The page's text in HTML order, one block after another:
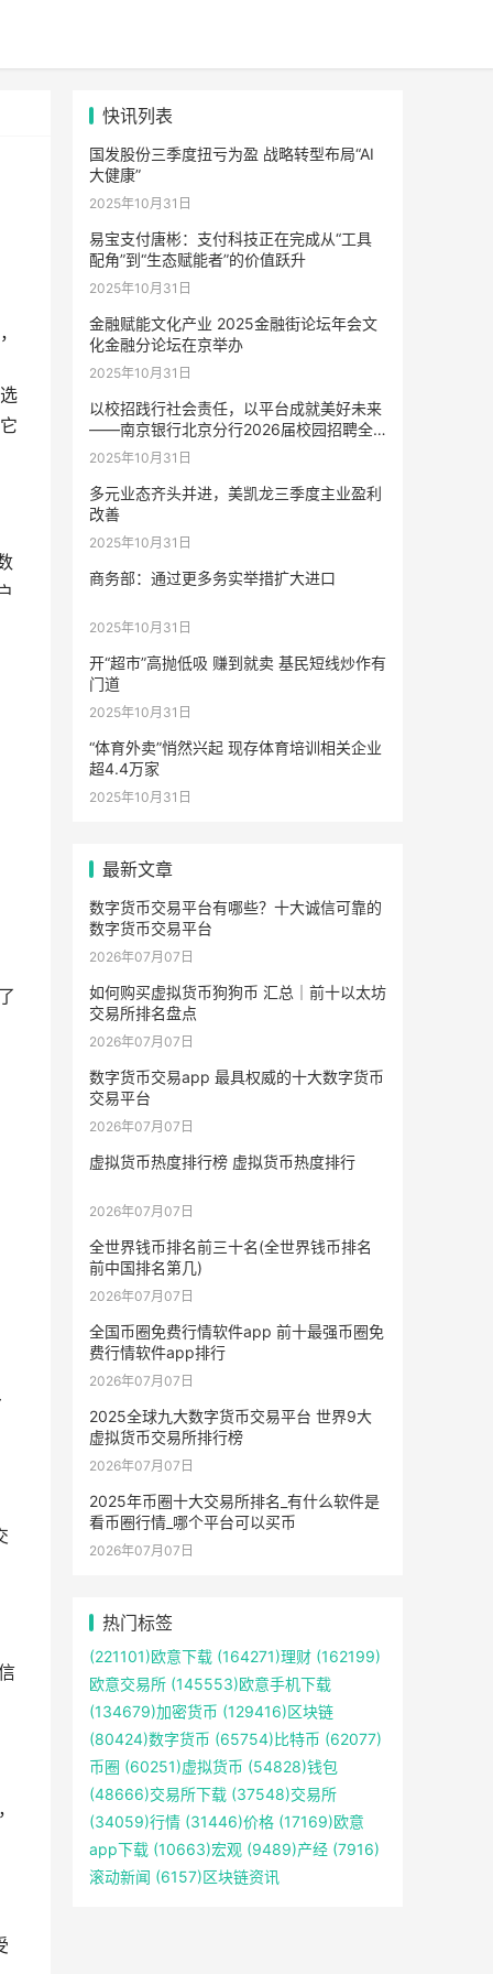
快讯列表
国发股份三季度扭亏为盈 战略转型布局“AI
大健康”
2025年10月31日
易宝支付唐彬：支付科技正在完成从“工具
配角”到“生态赋能者”的价值跃升
2025年10月31日
金融赋能文化产业 2025金融街论坛年会文
化金融分论坛在京举办
2025年10月31日
以校招践行社会责任，以平台成就美好未来
——南京银行北京分行2026届校园招聘全
面启动
2025年10月31日
多元业态齐头并进，美凯龙三季度主业盈利
改善
2025年10月31日
商务部：通过更多务实举措扩大进口
2025年10月31日
开“超市”高抛低吸 赚到就卖 基民短线炒作有
门道
2025年10月31日
“体育外卖”悄然兴起 现存体育培训相关企业
超4.4万家
2025年10月31日
最新文章
数字货币交易平台有哪些？十大诚信可靠的
数字货币交易平台
2026年07月07日
如何购买虚拟货币狗狗币 汇总｜前十以太坊
交易所排名盘点
2026年07月07日
数字货币交易app 最具权威的十大数字货币
交易平台
2026年07月07日
虚拟货币热度排行榜 虚拟货币热度排行
2026年07月07日
全世界钱币排名前三十名(全世界钱币排名
前中国排名第几)
2026年07月07日
全国币圈免费行情软件app 前十最强币圈免
费行情软件app排行
2026年07月07日
2025全球九大数字货币交易平台 世界9大
虚拟货币交易所排行榜
2026年07月07日
2025年币圈十大交易所排名_有什么软件是
看币圈行情_哪个平台可以买币
2026年07月07日
热门标签
(221101)欧意下载 (164271)理财 (162199)
欧意交易所 (145553)欧意手机下载
(134679)加密货币 (129416)区块链
(80424)数字货币 (65754)比特币 (62077)
币圈 (60251)虚拟货币 (54828)钱包
(48666)交易所下载 (37548)交易所
(34059)行情 (31446)价格 (17169)欧意
app下载 (10663)宏观 (9489)产经 (7916)
滚动新闻 (6157)区块链资讯